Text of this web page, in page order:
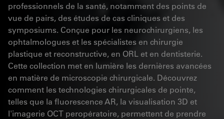
professionnels de la santé, notamment des points de
vue de pairs, des études de cas cliniques et des
symposiums. Conçue pour les neurochirurgiens, les
ophtalmologues et les spécialistes en chirurgie
plastique et reconstructive, en ORL et en dentisterie.
Cette collection met en lumière les dernières avancées
en matière de microscopie chirurgicale. Découvrez
comment les technologies chirurgicales de pointe,
telles que la fluorescence AR, la visualisation 3D et
l'imagerie OCT peropératoire, permettent de prendre